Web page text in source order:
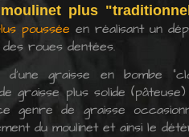
plus
poussée en réalisant un
roues dentées.
d'une graisse en bombe
graisse plus solide
genre de graisse
du moulinet et ainsi le